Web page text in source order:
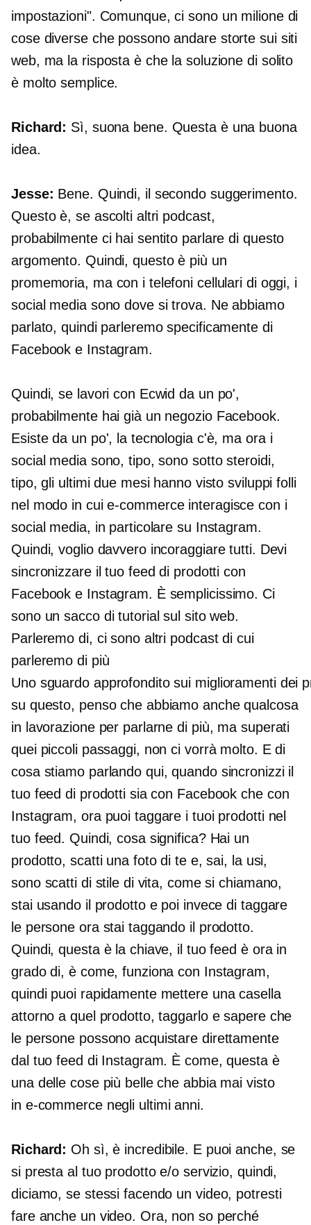
impostazioni". Comunque, ci sono un milione di
cose diverse che possono andare storte sui siti
web, ma la risposta è che la soluzione di solito
è molto semplice.
Richard: Sì, suona bene. Questa è una buona
idea.
Jesse: Bene. Quindi, il secondo suggerimento.
Questo è, se ascolti altri podcast,
probabilmente ci hai sentito parlare di questo
argomento. Quindi, questo è più un
promemoria, ma con i telefoni cellulari di oggi, i
social media sono dove si trova. Ne abbiamo
parlato, quindi parleremo specificamente di
Facebook e Instagram.
Quindi, se lavori con Ecwid da un po',
probabilmente hai già un negozio Facebook.
Esiste da un po', la tecnologia c'è, ma ora i
social media sono, tipo, sono sotto steroidi,
tipo, gli ultimi due mesi hanno visto sviluppi folli
nel modo in cuie-commerceinteragisce con i
social media, in particolare su Instagram.
Quindi, voglio davvero incoraggiare tutti. Devi
sincronizzare il tuo feed di prodotti con
Facebook e Instagram. È semplicissimo. Ci
sono un sacco di tutorial sul sito web.
Parleremo di, ci sono altri podcast di cui
parleremo di più
Uno sguardo approfondito sui miglioramenti dei
su questo, penso che abbiamo anche qualcosa
in lavorazione per parlarne di più, ma superati
quei piccoli passaggi, non ci vorrà molto. E di
cosa stiamo parlando qui, quando sincronizzi il
tuo feed di prodotti sia con Facebook che con
Instagram, ora puoi taggare i tuoi prodotti nel
tuo feed. Quindi, cosa significa? Hai un
prodotto, scatti una foto di te e, sai, la usi,
sono scatti di stile di vita, come si chiamano,
stai usando il prodotto e poi invece di taggare
le persone ora stai taggando il prodotto.
Quindi, questa è la chiave, il tuo feed è ora in
grado di, è come, funziona con Instagram,
quindi puoi rapidamente mettere una casella
attorno a quel prodotto, taggarlo e sapere che
le persone possono acquistare direttamente
dal tuo feed di Instagram. È come, questa è
una delle cose più belle che abbia mai visto
in e-commercenegli ultimi anni.
Richard: Oh sì, è incredibile. E puoi anche, se
si presta al tuo prodotto e/o servizio, quindi,
diciamo, se stessi facendo un video, potresti
fare anche un video. Ora, non so perché